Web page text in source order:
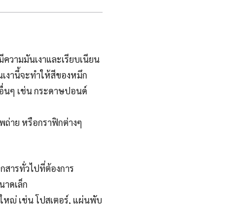
ามมันเงาและเรียบเนียน
งานี้จะทำให้สีของหมึก
นๆ เช่น กระดาษปอนด์
าย หรือกราฟิกต่างๆ
ารทั่วไปที่ต้องการ
ดเล็ก
ญ่ เช่น โปสเตอร์, แผ่นพับ